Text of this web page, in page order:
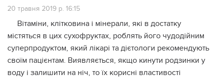
20 травня 2019 р. 16:15
Вітаміни, клітковина і мінерали, які в достатку
містяться в цих сухофруктах, роблять його чудодійним
суперпродуктом, який лікaрі та дієтологи рекомендують
своїм пацієнтам. Виявляється, якщо кинути родзинки у
воду і залишити на ніч, то їх корисні властивості